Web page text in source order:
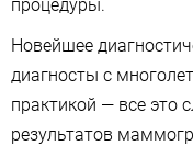
процедуры.
Новейшее
диагносты с
практикой — все это
результатов